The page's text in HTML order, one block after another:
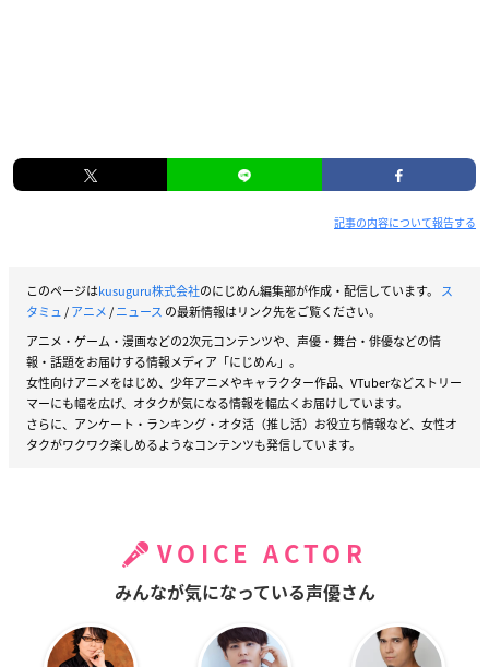
記事の内容について報告する
このページはkusuguru株式会社のにじめん編集部が作成・配信しています。 ス
タミュ/アニメ/ニュース の最新情報はリンク先をご覧ください。
アニメ・ゲーム・漫画などの2次元コンテンツや、声優・舞台・俳優などの情
報・話題をお届けする情報メディア「にじめん」。
女性向けアニメをはじめ、少年アニメやキャラクター作品、VTuberなどストリー
マーにも幅を広げ、オタクが気になる情報を幅広くお届けしています。
さらに、アンケート・ランキング・オタ活（推し活）お役立ち情報など、女性オ
タクがワクワク楽しめるようなコンテンツも発信しています。
VOICE ACTOR
みんなが気になっている声優さん